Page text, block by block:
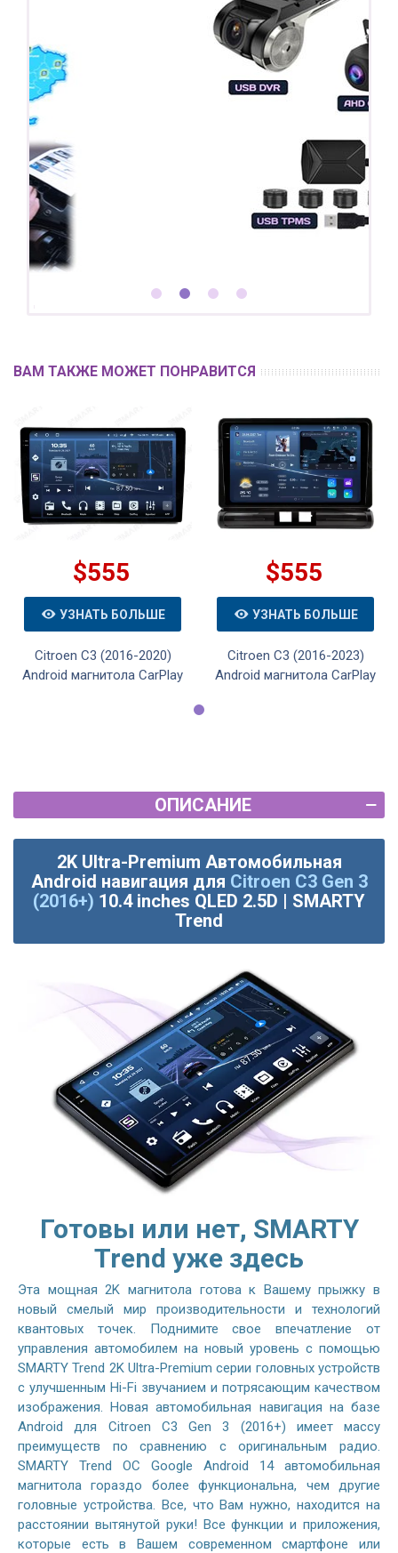
ВАМ ТАКЖЕ МОЖЕТ ПОНРАВИТСЯ
$555
УЗНАТЬ БОЛЬШЕ
Citroen C3 (2016-2020)
Android магнитола CarPlay
$555
УЗНАТЬ БОЛЬШЕ
Citroen C3 (2016-2023)
Android магнитола CarPlay
ОПИСАНИЕ
2K Ultra-Premium Автомобильная
Android навигация для Citroen C3 Gen 3
(2016+) 10.4 inches QLED 2.5D | SMARTY
Trend
Готовы или нет, SMARTY
Trend уже здесь
Эта мощная 2K магнитола готова к Вашему прыжку в
новый смелый мир производительности и технологий
квантовых точек. Поднимите свое впечатление от
управления автомобилем на новый уровень с помощью
SMARTY Trend 2K Ultra-Premium серии головных устройств
с улучшенным Hi-Fi звучанием и потрясающим качеством
изображения. Новая автомобильная навигация на базе
Android для Citroen C3 Gen 3 (2016+) имеет массу
преимуществ по сравнению с оригинальным радио.
SMARTY Trend ОС Google Android 14 автомобильная
магнитола гораздо более функциональна, чем другие
головные устройства. Все, что Вам нужно, находится на
расстоянии вытянутой руки! Все функции и приложения,
которые есть в Вашем современном смартфоне или